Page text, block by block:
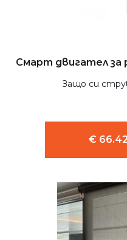
Смарт двигател за
Защо си
€ 66.42